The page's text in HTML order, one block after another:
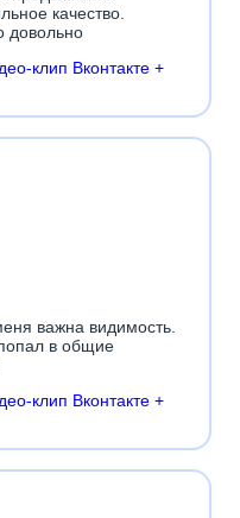
качество.
довольно
клип Вконтакте +
важна видимость.
в общие
клип Вконтакте +